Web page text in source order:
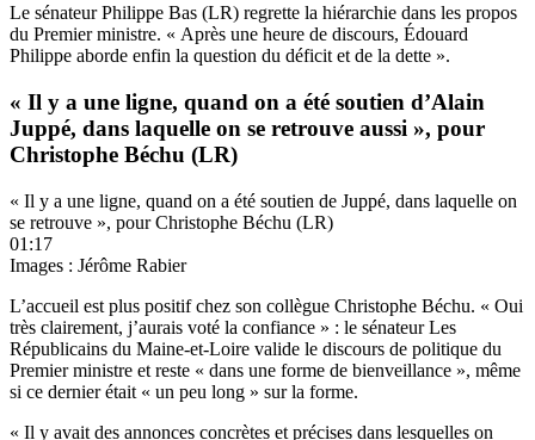
Le sénateur Philippe Bas (LR) regrette la hiérarchie dans les propos
du Premier ministre. « Après une heure de discours, Édouard
Philippe aborde enfin la question du déficit et de la dette ».
« Il y a une ligne, quand on a été soutien d’Alain
Juppé, dans laquelle on se retrouve aussi », pour
Christophe Béchu (LR)
« Il y a une ligne, quand on a été soutien de Juppé, dans laquelle on
se retrouve », pour Christophe Béchu (LR)
01:17
Images : Jérôme Rabier
L’accueil est plus positif chez son collègue Christophe Béchu. « Oui
très clairement, j’aurais voté la confiance » : le sénateur Les
Républicains du Maine-et-Loire valide le discours de politique du
Premier ministre et reste « dans une forme de bienveillance », même
si ce dernier était « un peu long » sur la forme.
« Il y avait des annonces concrètes et précises dans lesquelles on